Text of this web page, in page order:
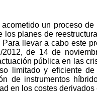
un proceso
planes de
llevar a cabo este
de 14 de
pública en las
limitado y eficiente
de instrumentos
en los costes